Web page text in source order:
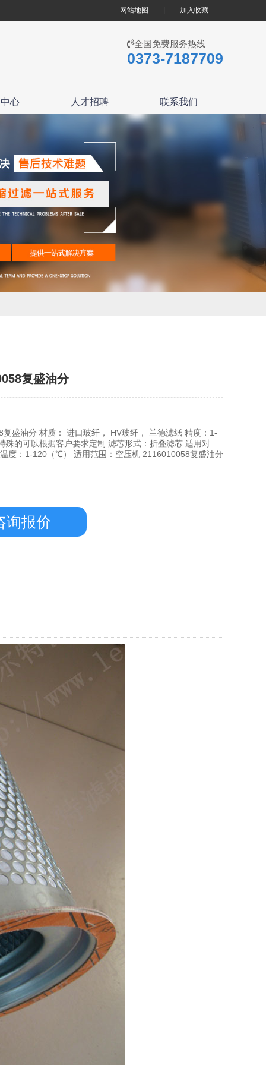
加入收藏
网站地图
全国免费服务热线
0373-7187709
心 人才招聘 联系我们
复盛油分
复盛油分 材质： 进口玻纤， HV玻纤， 兰德滤纸 精度：1-
殊的可以根据客户要求定制 滤芯形式：折叠滤芯 适用对
度：1-120（℃） 适用范围：空压机 2116010058复盛油分
询报价